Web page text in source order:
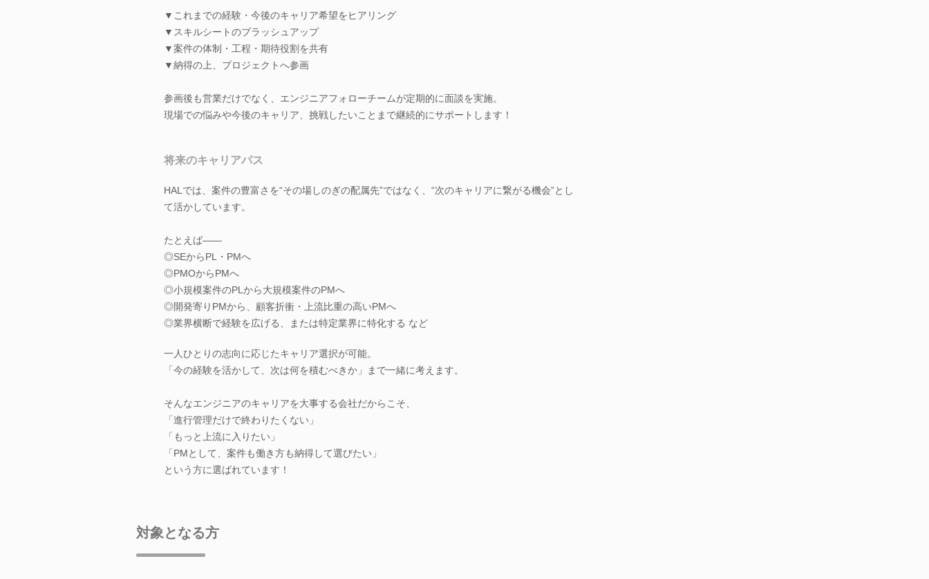
▼これまでの経験・今後のキャリア希望をヒアリング
▼スキルシートのブラッシュアップ
▼案件の体制・工程・期待役割を共有
▼納得の上、プロジェクトへ参画
参画後も営業だけでなく、エンジニアフォローチームが定期的に面談を実施。
現場での悩みや今後のキャリア、挑戦したいことまで継続的にサポートします！
将来のキャリアパス
HALでは、案件の豊富さを“その場しのぎの配属先”ではなく、“次のキャリアに繋がる機会”とし
て活かしています。
たとえば――
◎SEからPL・PMへ
◎PMOからPMへ
◎小規模案件のPLから大規模案件のPMへ
◎開発寄りPMから、顧客折衝・上流比重の高いPMへ
◎業界横断で経験を広げる、または特定業界に特化する など
一人ひとりの志向に応じたキャリア選択が可能。
「今の経験を活かして、次は何を積むべきか」まで一緒に考えます。
そんなエンジニアのキャリアを大事する会社だからこそ、
「進行管理だけで終わりたくない」
「もっと上流に入りたい」
「PMとして、案件も働き方も納得して選びたい」
という方に選ばれています！
対象となる方